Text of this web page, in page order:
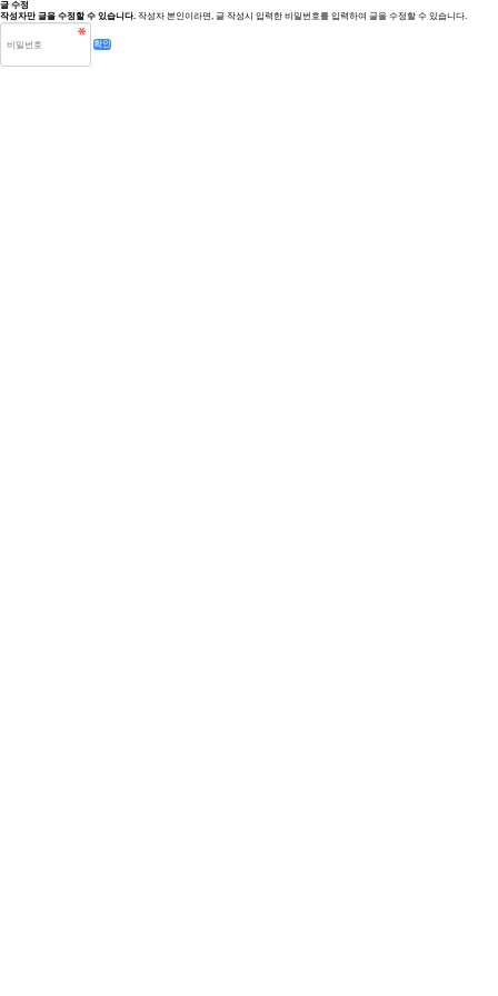
글 수정
작성자만 글을 수정할 수 있습니다. 작성자 본인이라면, 글 작성시 입력한 비밀번호를 입력하여 글을 수정할 수 있습니다.